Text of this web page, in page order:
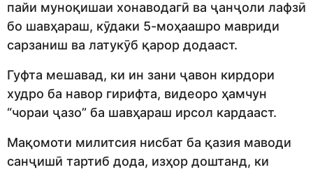
пайи муноқишаи хонаводагӣ ва ҷанҷоли лафзӣ
бо шавҳараш, кӯдаки 5-моҳаашро мавриди
сарзаниш ва латукӯб қарор додааст.
Гуфта мешавад, ки ин зани ҷавон кирдори
худро ба навор гирифта, видеоро ҳамчун
“чораи ҷазо” ба шавҳараш ирсол кардааст.
Мақомоти милитсия нисбат ба қазия маводи
санҷишӣ тартиб дода, изҳор доштанд, ки